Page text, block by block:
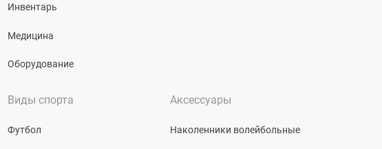
Инвентарь
Медицина
Оборудование
Виды спорта
Футбол
Аксессуары
Наколенники волейбольные